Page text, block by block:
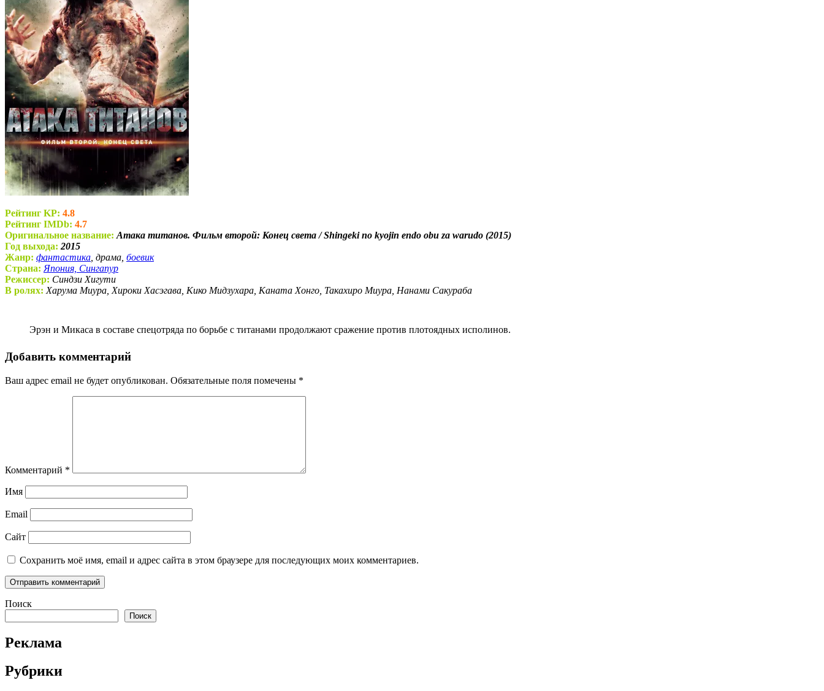
Рейтинг KP: 4.8
Рейтинг IMDb: 4.7
Оригинальное название: Атака титанов. Фильм второй: Конец света / Shingeki no kyojin endo obu za warudo (2015)
Год выхода: 2015
Жанр: фантастика , драма, боевик
Страна: Япония, Сингапур
Режиссер: Синдзи Хигути
В ролях: Харума Миура, Хироки Хасэгава, Кико Мидзухара, Каната Хонго, Такахиро Миура, Нанами Сакураба
Эрэн и Микаса в составе спецотряда по борьбе с титанами продолжают сражение против плотоядных исполинов.
Добавить комментарий
Ваш адрес email не будет опубликован. Обязательные поля помечены *
Комментарий *
Имя
Email
Сайт
Сохранить моё имя, email и адрес сайта в этом браузере для последующих моих комментариев.
Поиск
Поиск
Реклама
Рубрики